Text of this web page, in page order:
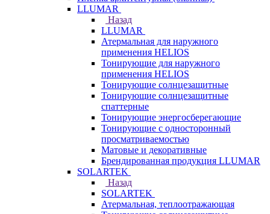
LLUMAR
Назад
LLUMAR
Атермальная для наружного
применения HELIOS
Тонирующие для наружного
применения HELIOS
Тонирующие солнцезащитные
Тонирующие солнцезащитные
спаттерные
Тонирующие энергосберегающие
Тонирующие с односторонный
просматриваемостью
Матовые и декоративные
Брендированная продукция LLUMAR
SOLARTEK
Назад
SOLARTEK
Атермальная, теплоотражающая